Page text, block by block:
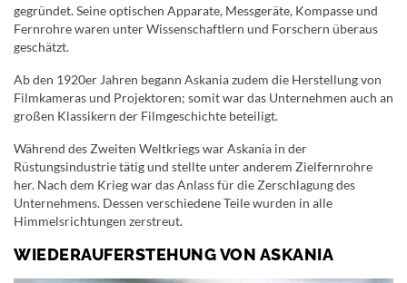
gegründet. Seine optischen Apparate, Messgeräte, Kompasse und
Fernrohre waren unter Wissenschaftlern und Forschern überaus
geschätzt.
Ab den 1920er Jahren begann Askania zudem die Herstellung von
Filmkameras und Projektoren; somit war das Unternehmen auch an
großen Klassikern der Filmgeschichte beteiligt.
Während des Zweiten Weltkriegs war Askania in der
Rüstungsindustrie tätig und stellte unter anderem Zielfernrohre
her. Nach dem Krieg war das Anlass für die Zerschlagung des
Unternehmens. Dessen verschiedene Teile wurden in alle
Himmelsrichtungen zerstreut.
WIEDERAUFERSTEHUNG VON ASKANIA